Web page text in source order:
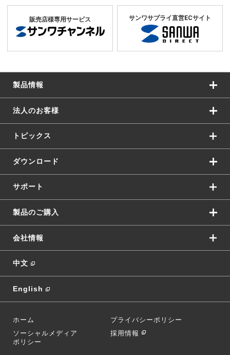
販売店様専用サービス サンワサプライ直営ECサイト
製品情報
法人のお客様
トピックス
ダウンロード
サポート
製品のご購入
会社情報
中文
English
ホーム
プライバシーポリシー
ソーシャルメディア
ポリシー
採用情報